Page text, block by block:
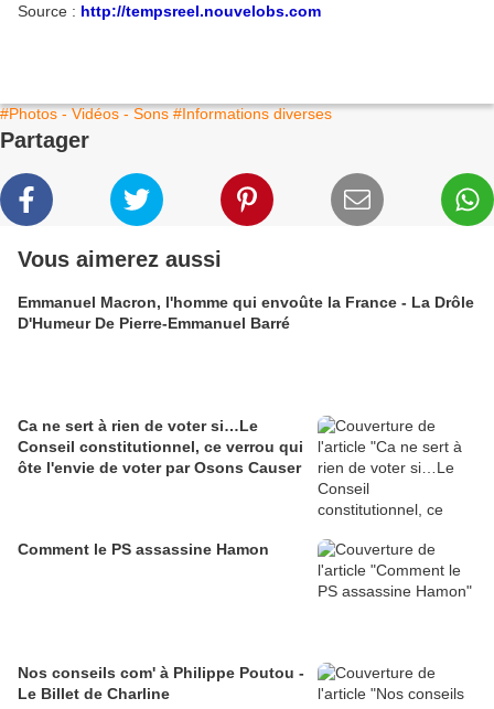
Source : http://tempsreel.nouvelobs.com
#Photos - Vidéos - Sons #Informations diverses
Partager
Vous aimerez aussi
Emmanuel Macron, l'homme qui envoûte la France - La Drôle
D'Humeur De Pierre-Emmanuel Barré
Ca ne sert à rien de voter si…Le
Conseil constitutionnel, ce verrou qui
ôte l'envie de voter par Osons Causer
Comment le PS assassine Hamon
Nos conseils com' à Philippe Poutou -
Le Billet de Charline